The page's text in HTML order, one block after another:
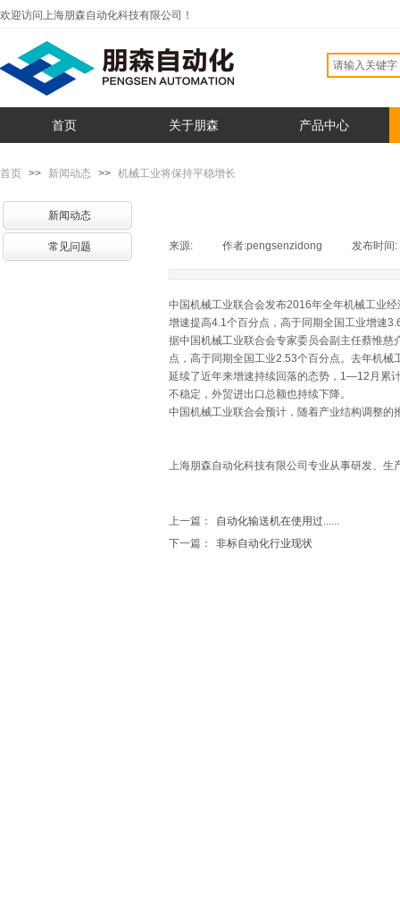
欢迎访问上海朋森自动化科技有限公司！
首页 关于朋森 产品中心
首页 >> 新闻动态 >> 机械工业将保持平稳增长
来源: 作者:pengsenzidong 发布时间:
中国机械工业联合会发布2016年全年机械工业
增速提高4.1个百分点，高于同期全国工业增速
据中国机械工业联合会专家委员会副主任蔡惟
点，高于同期全国工业2.53个百分点。去年机
延续了近年来增速持续回落的态势，1—12月累
不稳定，外贸进出口总额也持续下降。
中国机械工业联合会预计，随着产业结构调整
上海朋森自动化科技有限公司专业从事研发、
上一篇：
自动化输送机在使用过......
下一篇：
非标自动化行业现状
新闻动态
常见问题